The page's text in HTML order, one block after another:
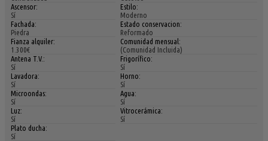
Ascensor:
Sí
Estilo:
Moderno
Fachada:
Piedra
Estado conservacion:
Reformado
Fianza alquiler:
1.300€
Comunidad mensual:
(Comunidad Incluida)
Antena T.V.:
Sí
Frigorífico:
Sí
Lavadora:
Sí
Horno:
Sí
Microondas:
Sí
Agua:
Sí
Luz:
Sí
Vitrocerámica:
Sí
Plato ducha:
Sí